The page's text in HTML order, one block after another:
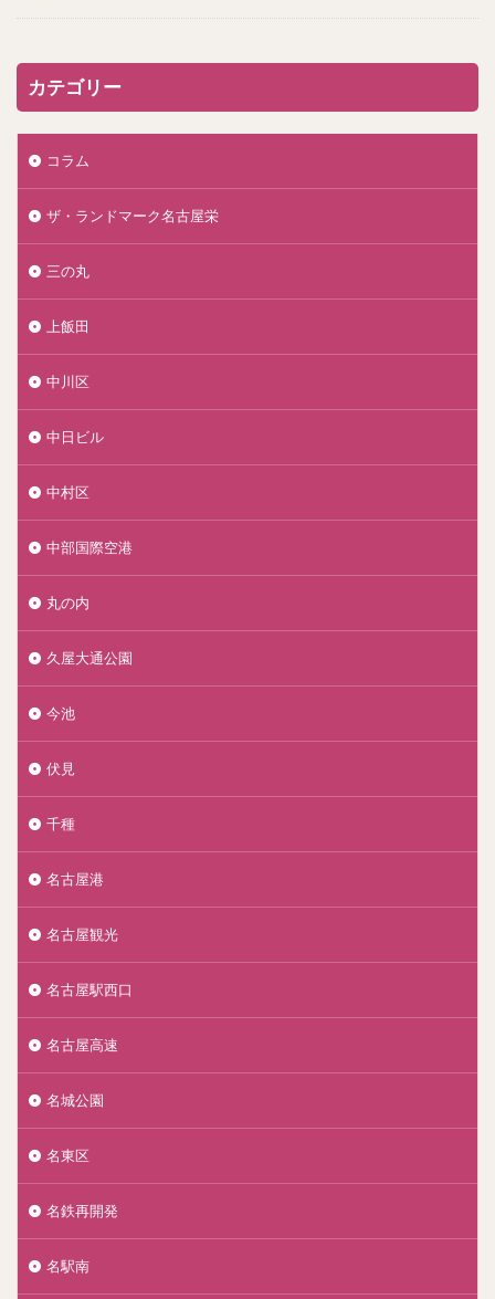
カテゴリー
コラム
ザ・ランドマーク名古屋栄
三の丸
上飯田
中川区
中日ビル
中村区
中部国際空港
丸の内
久屋大通公園
今池
伏見
千種
名古屋港
名古屋観光
名古屋駅西口
名古屋高速
名城公園
名東区
名鉄再開発
名駅南